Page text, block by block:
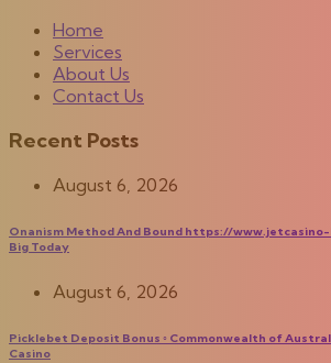
Home
Services
About Us
Contact Us
Recent Posts
August 6, 2026
Onanism Method And Bound https://www.jetcasino-
Big Today
August 6, 2026
Picklebet Deposit Bonus ◦ Commonwealth of
Casino